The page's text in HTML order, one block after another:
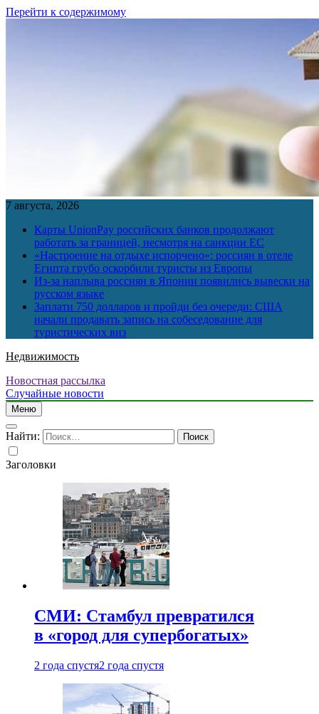
Перейти к содержимому
7 августа, 2026
Карты UnionPay российских банков продолжают
работать за границей, несмотря на санкции ЕС
«Настроение на отдыхе испорчено»: россиян в отеле
Египта грубо оскорбили туристы из Европы
Из-за наплыва россиян в Японии появились вывески на
русском языке
Заплати 750 долларов и пройди без очереди: США
начали продавать запись на собеседование для
туристических виз
Недвижимость
Новостная рассылка
Случайные новости
Меню
Найти:
Заголовки
СМИ: Стамбул превратился
в «город для супербогатых»
2 года спустя2 года спустя